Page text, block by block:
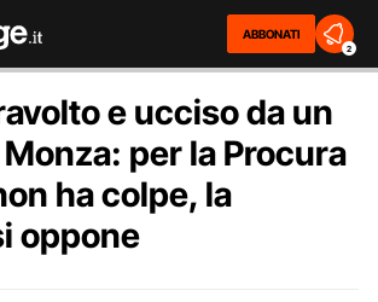
ABBONATI
2
e ucciso da un
per la Procura
ha colpe, la
oppone